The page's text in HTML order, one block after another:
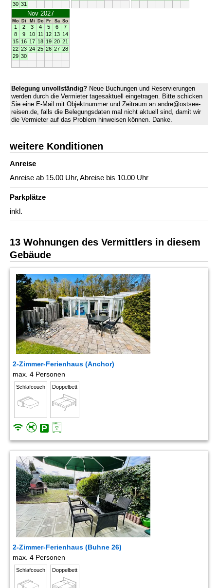
30 31
Nov 2027
Mo Di Mi Do Fr Sa So
1 2 3 4 5 6
7
8
9 10 11 12 13 14
15 16 17 18 19 20 21
22 23 24 25 26 27 28
29 30
Belegung unvollständig? Neue Buchungen und Reservierungen
werden durch die Vermieter tagesaktuell eingetragen. Bitte schicken
Sie eine E-Mail mit Objektnummer und Zeitraum an andre@ostsee-
reisen.de, falls die Belegungsdaten mal nicht aktuell sind, damit wir
die Vermieter auf das Problem hinweisen können. Danke.
weitere Konditionen
Anreise
Anreise ab 15.00 Uhr, Abreise bis 10.00 Uhr
Parkplätze
inkl.
13 Wohnungen des Vermittlers in diesem
Gebäude
2-Zimmer-Ferienhaus (Anchor)
max. 4 Personen
Schlafcouch Doppelbett
2-Zimmer-Ferienhaus (Buhne 26)
max. 4 Personen
Schlafcouch Doppelbett